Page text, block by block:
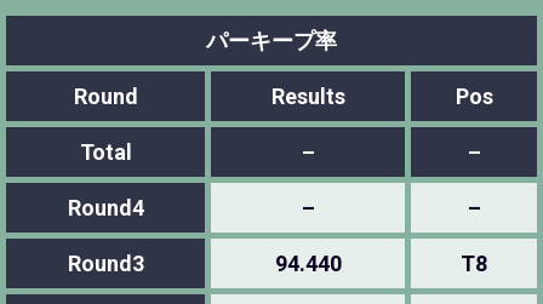
パーキープ率
Round Results Pos
Total – –
Round4 – –
Round3 94.440 T8